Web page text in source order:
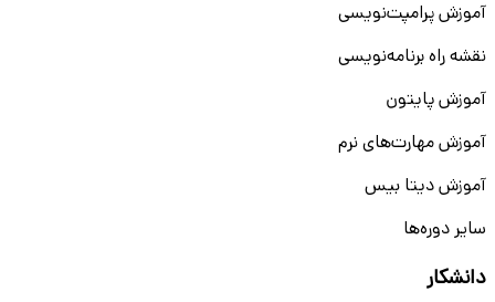
آموزش پرامپت‌نویسی
نقشه راه برنامه‌نویسی
آموزش پایتون
آموزش مهارت‌های نرم
آموزش دیتا بیس
سایر دوره‌ها
دانشکار